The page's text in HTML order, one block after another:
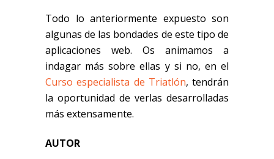
Todo lo anteriormente expuesto son
algunas de las bondades de este tipo de
aplicaciones web. Os animamos a
indagar más sobre ellas y si no, en el
Curso especialista de Triatlón, tendrán
la oportunidad de verlas desarrolladas
más extensamente.
AUTOR